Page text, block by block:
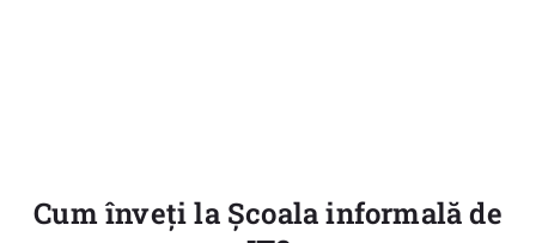
Cum înveți la Școala informală de